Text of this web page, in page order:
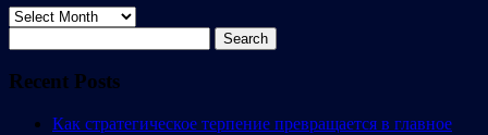
Archives
for:
Recent Posts
Как стратегическое терпение превращается в главное